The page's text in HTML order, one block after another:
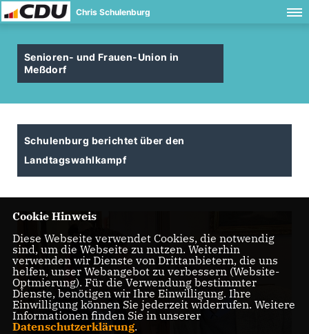
Chris Schulenburg
Senioren- und Frauen-Union in
Meßdorf
Schulenburg berichtet über den
Landtagswahlkampf
Cookie Hinweis
Diese Webseite verwendet Cookies, die notwendig
sind, um die Webseite zu nutzen. Weiterhin
verwenden wir Dienste von Drittanbietern, die uns
helfen, unser Webangebot zu verbessern (Website-
Optmierung). Für die Verwendung bestimmter
Dienste, benötigen wir Ihre Einwilligung. Ihre
Einwilligung können Sie jederzeit widerrufen. Weitere
Informationen finden Sie in unserer
Datenschutzerklärung.